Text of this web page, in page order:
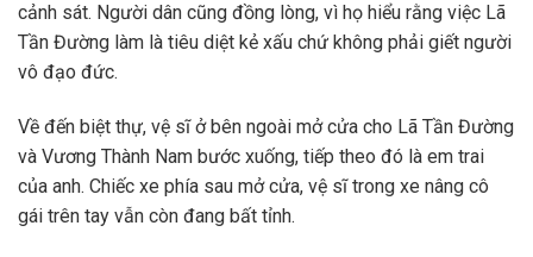
cảnh sát. Người dân cũng đồng lòng, vì họ hiểu rằng việc Lã
Tần Đường làm là tiêu diệt kẻ xấu chứ không phải giết người
vô đạo đức.
Về đến biệt thự, vệ sĩ ở bên ngoài mở cửa cho Lã Tần Đường
và Vương Thành Nam bước xuống, tiếp theo đó là em trai
của anh. Chiếc xe phía sau mở cửa, vệ sĩ trong xe nâng cô
gái trên tay vẫn còn đang bất tỉnh.